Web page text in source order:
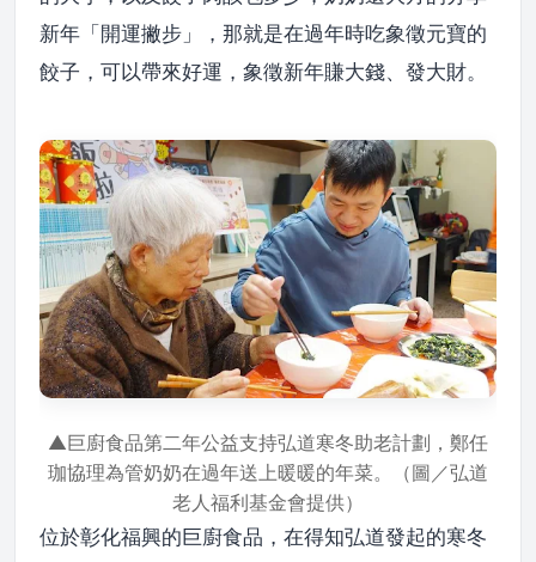
新年「開運撇步」，那就是在過年時吃象徵元寶的
餃子，可以帶來好運，象徵新年賺大錢、發大財。
▲巨廚食品第二年公益支持弘道寒冬助老計劃，鄭任
珈協理為管奶奶在過年送上暖暖的年菜。（圖／弘道
老人福利基金會提供）
位於彰化福興的巨廚食品，在得知弘道發起的寒冬